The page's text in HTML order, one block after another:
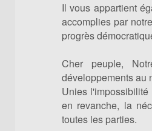
Il vous appartient
accomplies par
progrès
Cher peuple,
développements au
Unies
en revanche, la
toutes les parties.